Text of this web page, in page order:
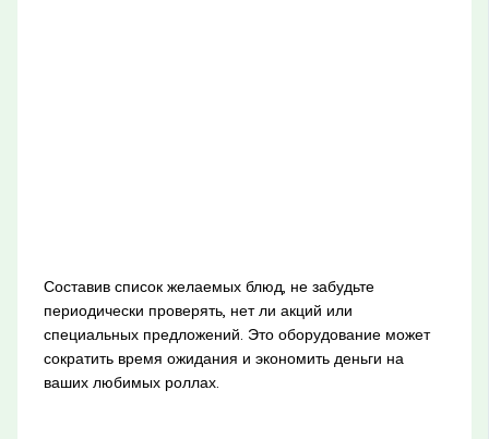
Составив список желаемых блюд, не забудьте
периодически проверять, нет ли акций или
специальных предложений. Это оборудование может
сократить время ожидания и экономить деньги на
ваших любимых роллах.